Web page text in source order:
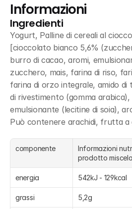
Informazioni
Ingredienti
Yogurt, Palline di cereali al
[cioccolato bianco 5,6%
burro di cacao, aromi,
zucchero, mais, farina di riso,
farina di orzo integrale, amido di
di rivestimento (gomma
emulsionante (lecitine di soia),
Può contenere arachidi, frutta a
componente
Informazioni
prodotto
energia 542kJ - 129kcal
grassi 5,2g